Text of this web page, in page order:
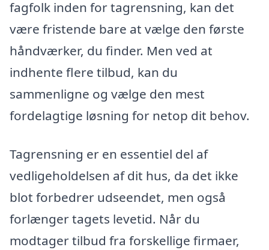
fagfolk inden for tagrensning, kan det
være fristende bare at vælge den første
håndværker, du finder. Men ved at
indhente flere tilbud, kan du
sammenligne og vælge den mest
fordelagtige løsning for netop dit behov.
Tagrensning er en essentiel del af
vedligeholdelsen af dit hus, da det ikke
blot forbedrer udseendet, men også
forlænger tagets levetid. Når du
modtager tilbud fra forskellige firmaer,